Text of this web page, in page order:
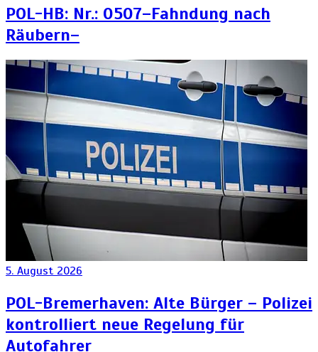
POL-HB: Nr.: 0507–Fahndung nach
Räubern–
5. August 2026
POL-Bremerhaven: Alte Bürger – Polizei
kontrolliert neue Regelung für
Autofahrer